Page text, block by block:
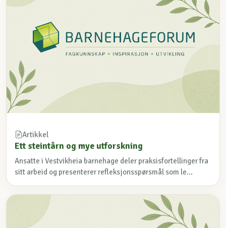
Artikkel
Ett steintårn og mye utforskning
Ansatte i Vestvikheia barnehage deler praksisfortellinger fra
sitt arbeid og presenterer refleksjonsspørsmål som le...